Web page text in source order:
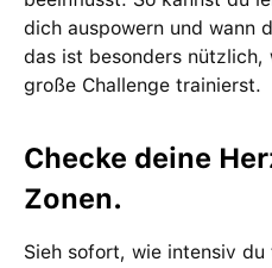
dich auspowern und wann
das ist besonders nützlich,
große Challenge trainierst.
Checke deine
Zonen.
Sieh sofort, wie intensiv